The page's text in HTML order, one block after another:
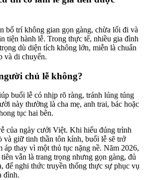
bố trí không gian gọn gàng, chừa lối đi và
tiện hành lễ. Trong thực tế, nhiều gia đình
dù diện tích không lớn, miễn là chuẩn
và di chuyển.
chủ lễ không?
buổi lễ có nhịp rõ ràng, tránh lúng túng
này thường là cha mẹ, anh trai, bác hoặc
tục hai bên.
của ngày cưới Việt. Khi hiểu đúng trình
và giữ tinh thần tôn kính, buổi lễ sẽ trở
áp thay vì một thủ tục nặng nề. Năm 2026,
vẫn là trang trọng nhưng gọn gàng, đủ
để nghi thức truyền thống thực sự phục vụ
đình.